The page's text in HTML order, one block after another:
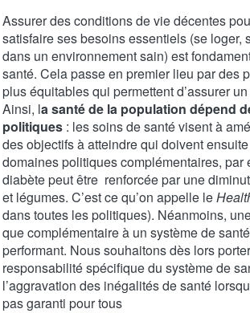
Assurer des conditions de vie décentes
satisfaire ses besoins essentiels (se loger,
dans un environnement sain) est
santé. Cela passe en premier lieu par des
plus équitables qui permettent d’assurer
Ainsi, la santé de la population dépend
politiques: les soins de santé visent à
des objectifs à atteindre qui doivent
domaines politiques complémentaires, par
diabète peut être renforcée par une
et légumes. C’est ce qu’on appelle le
dans toutes les politiques). Néanmoins,
que complémentaire à un système de
performant. Nous souhaitons dès lors
responsabilité spécifique du système de
l’aggravation des inégalités de santé
pas garanti pour tous